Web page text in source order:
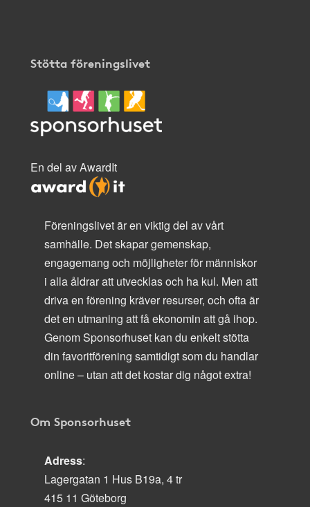
Stötta föreningslivet
En del av AwardIt
Föreningslivet är en viktig del av vårt
samhälle. Det skapar gemenskap,
engagemang och möjligheter för människor
i alla åldrar att utvecklas och ha kul. Men att
driva en förening kräver resurser, och ofta är
det en utmaning att få ekonomin att gå ihop.
Genom Sponsorhuset kan du enkelt stötta
din favoritförening samtidigt som du handlar
online – utan att det kostar dig något extra!
Om Sponsorhuset
Adress:
Lagergatan 1 Hus B19a, 4 tr
415 11 Göteborg